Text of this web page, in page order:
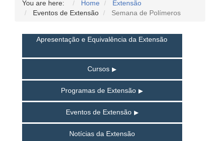
You are here: Home
Extensão
Eventos de Extensão
Semana de Polímeros
Apresentação e Equivalência da Extensão
Cursos
Programas de Extensão
Eventos de Extensão
Notícias da Extensão